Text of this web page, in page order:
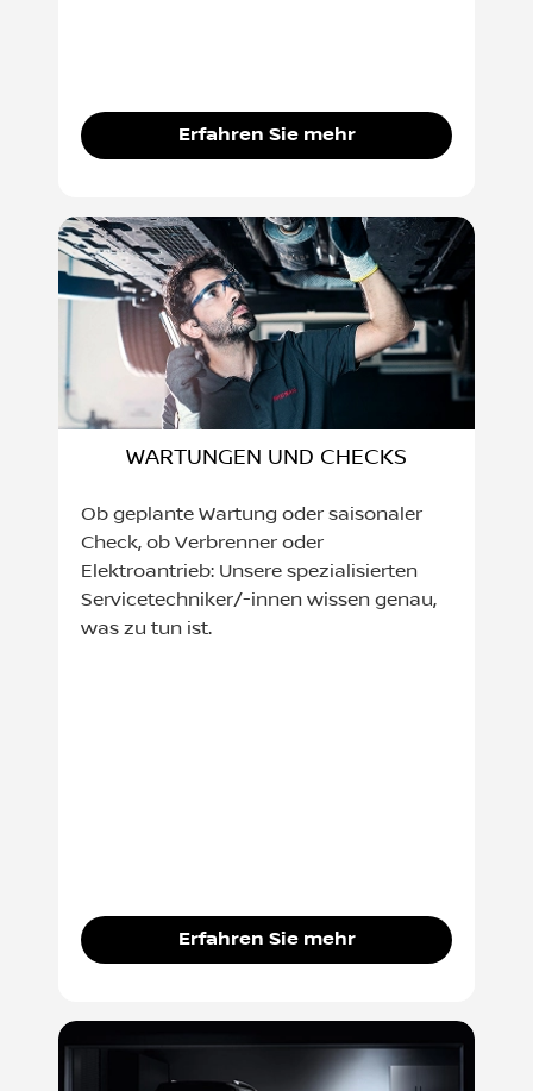
Erfahren Sie mehr
WARTUNGEN UND CHECKS
Ob geplante Wartung oder saisonaler
Check, ob Verbrenner oder
Elektroantrieb: Unsere spezialisierten
Servicetechniker/-innen wissen genau,
was zu tun ist.
Erfahren Sie mehr